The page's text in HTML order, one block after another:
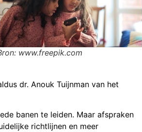
www.freepik.com
dr. Anouk Tuijnman van het
banen te leiden. Maar afspraken
richtlijnen en meer